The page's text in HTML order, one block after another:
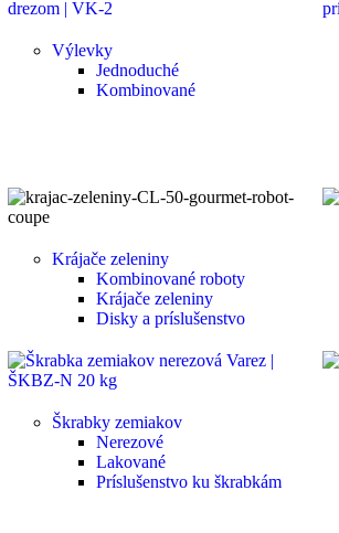
Výlevky
Jednoduché
Kombinované
Krájače zeleniny
Kombinované roboty
Krájače zeleniny
Disky a príslušenstvo
Škrabky zemiakov
Nerezové
Lakované
Príslušenstvo ku škrabkám